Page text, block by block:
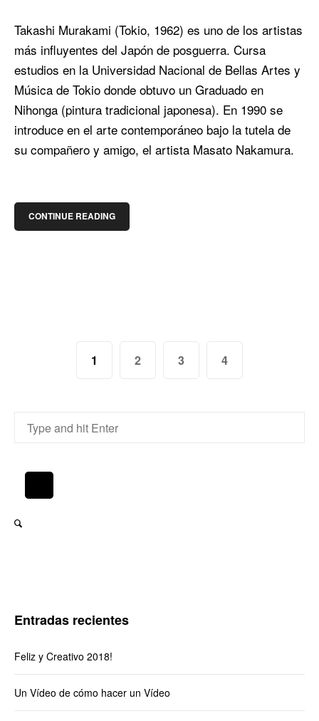
Takashi Murakami (Tokio, 1962) es uno de los artistas
más influyentes del Japón de posguerra. Cursa
estudios en la Universidad Nacional de Bellas Artes y
Música de Tokio donde obtuvo un Graduado en
Nihonga (pintura tradicional japonesa). En 1990 se
introduce en el arte contemporáneo bajo la tutela de
su compañero y amigo, el artista Masato Nakamura.
CONTINUE READING
1 2 3 4
Entradas recientes
Feliz y Creativo 2018!
Un Vídeo de cómo hacer un Vídeo